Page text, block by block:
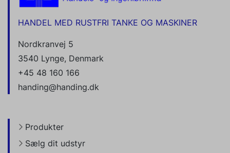
HANDEL MED RUSTFRI TANKE OG MASKINER
Nordkranvej 5
3540 Lynge, Denmark
+45 48 160 166
handing@handing.dk
Produkter
Sælg dit udstyr